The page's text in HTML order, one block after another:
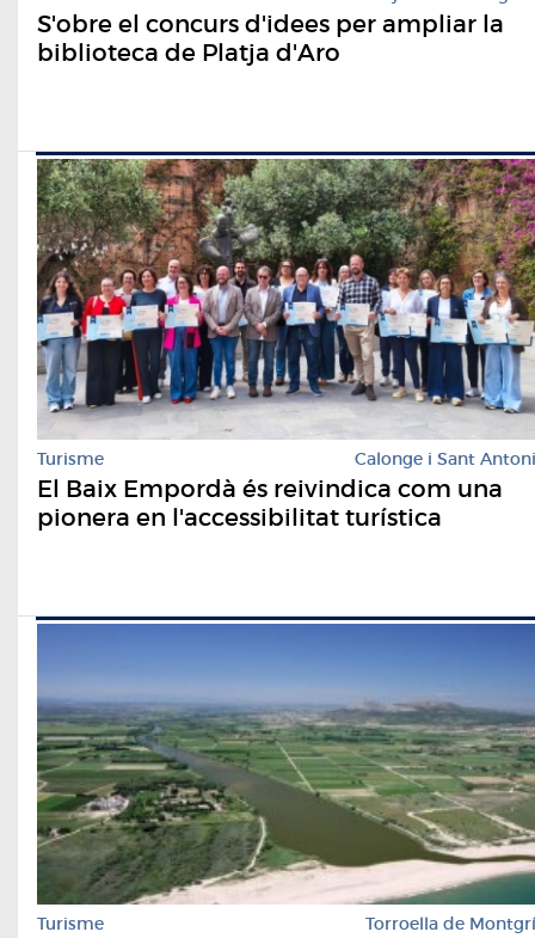
S'obre el concurs d'idees per ampliar la
biblioteca de Platja d'Aro
Turisme Calonge i Sant Antoni
El Baix Empordà és reivindica com una
pionera en l'accessibilitat turística
Turisme Torroella de Montgrí